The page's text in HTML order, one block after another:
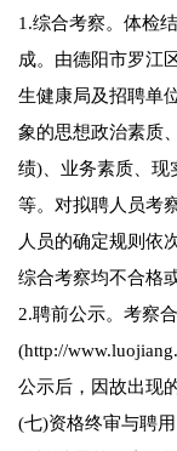
1.综合考察。体检
成。由德阳市罗江
生健康局及招聘单
象的思想政治素质
绩)、业务素质、现
等。对拟聘人员考
人员的确定规则依
综合考察均不合格
2.聘前公示。考察
(http://
公示后，因故出现
(七)资格终审与聘用